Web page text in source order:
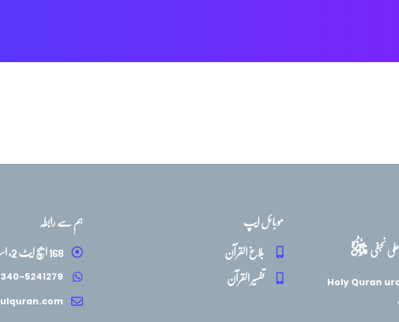
نجفیقدس‌سره
Holy Quran
موبائل ایپ
بلاغ القرآن
تفسیر القرآن
ہم سے رابطہ
168 ایچ ایٹ 2، اسلام آباد
5241279